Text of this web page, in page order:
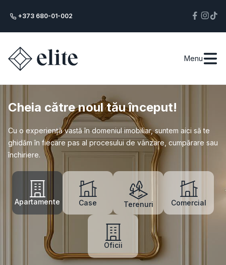
+373 680-01-002
Menu
Cheia către noul tău început!
Cu o experiență vastă în domeniul imobiliar, suntem aici să te
ghidăm în fiecare pas al procesului de vânzare, cumpărare sau
închiriere.
Apartamente Case Terenuri Comercial
Oficii